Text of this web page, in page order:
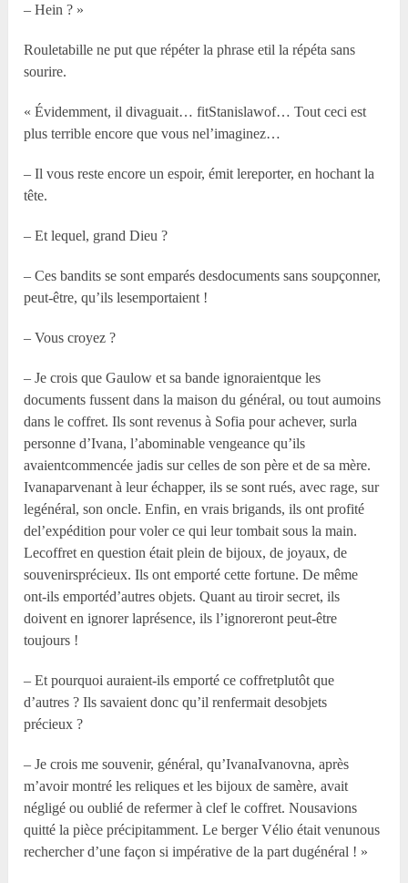
– Hein ? »
Rouletabille ne put que répéter la phrase etil la répéta sans
sourire.
« Évidemment, il divaguait… fitStanislawof… Tout ceci est
plus terrible encore que vous nel’imaginez…
– Il vous reste encore un espoir, émit lereporter, en hochant la
tête.
– Et lequel, grand Dieu ?
– Ces bandits se sont emparés desdocuments sans soupçonner,
peut-être, qu’ils lesemportaient !
– Vous croyez ?
– Je crois que Gaulow et sa bande ignoraientque les
documents fussent dans la maison du général, ou tout aumoins
dans le coffret. Ils sont revenus à Sofia pour achever, surla
personne d’Ivana, l’abominable vengeance qu’ils
avaientcommencée jadis sur celles de son père et de sa mère.
Ivanaparvenant à leur échapper, ils se sont rués, avec rage, sur
legénéral, son oncle. Enfin, en vrais brigands, ils ont profité
del’expédition pour voler ce qui leur tombait sous la main.
Lecoffret en question était plein de bijoux, de joyaux, de
souvenirsprécieux. Ils ont emporté cette fortune. De même
ont-ils emportéd’autres objets. Quant au tiroir secret, ils
doivent en ignorer laprésence, ils l’ignoreront peut-être
toujours !
– Et pourquoi auraient-ils emporté ce coffretplutôt que
d’autres ? Ils savaient donc qu’il renfermait desobjets
précieux ?
– Je crois me souvenir, général, qu’IvanaIvanovna, après
m’avoir montré les reliques et les bijoux de samère, avait
négligé ou oublié de refermer à clef le coffret. Nousavions
quitté la pièce précipitamment. Le berger Vélio était venunous
rechercher d’une façon si impérative de la part dugénéral ! »